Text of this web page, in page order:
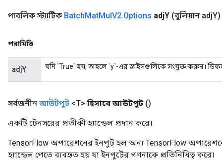
পাবলিক স্ট্যাটিক BatchMatMulV2.Options adjY (বুলিয়ান adjY)
পরামিতি
adjY যদি `True` হয়, তাহলে `y`-এর স্লাইসগুলিকে সংযুক্ত করুন।
সর্বজনীন আউটপুট <T> হিসাবে আউটপুট ()
একটি টেনসরের প্রতীকী হ্যান্ডেল প্রদান করে।
TensorFlow অপারেশনের ইনপুট হল অন্য TensorFlow
হ্যান্ডেল পেতে ব্যবহৃত হয় যা ইনপুটের গণনাকে প্রতিনিধিত্ব করে।